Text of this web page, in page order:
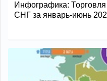
Инфографика: Торговля
СНГ за январь-июнь